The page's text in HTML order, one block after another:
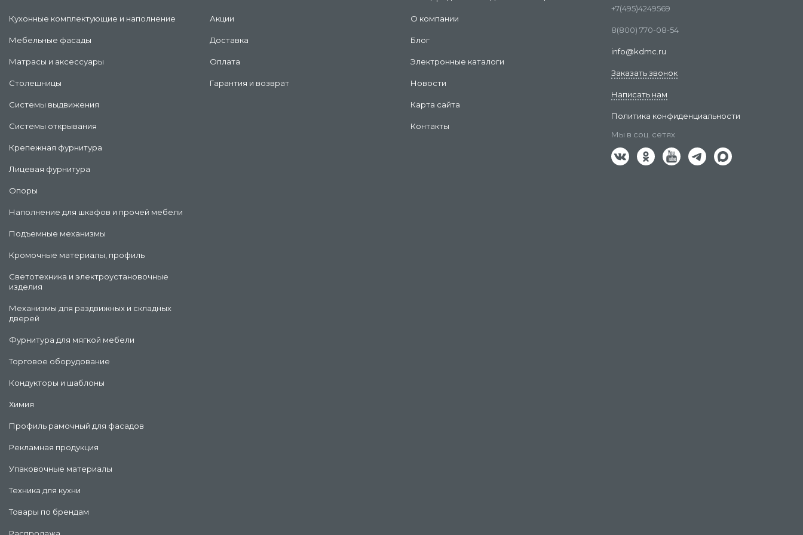
Кухонные комплектующие и наполнение
Мебельные фасады
Матрасы и аксессуары
Столешницы
Системы выдвижения
Системы открывания
Крепежная фурнитура
Лицевая фурнитура
Опоры
Наполнение для шкафов и прочей мебели
Подъемные механизмы
Кромочные материалы, профиль
Светотехника и электроустановочные
изделия
Механизмы для раздвижных и складных
дверей
Фурнитура для мягкой мебели
Торговое оборудование
Кондукторы и шаблоны
Химия
Профиль рамочный для фасадов
Рекламная продукция
Упаковочные материалы
Техника для кухни
Товары по брендам
Акции
Доставка
Оплата
Гарантия и возврат
О компании
Блог
Электронные каталоги
Новости
Карта сайта
Контакты
+7(495)4249569
8(800) 770-08-54
info@kdmc.ru
Заказать звонок
Написать нам
Политика конфиденциальности
Мы в соц. сетях